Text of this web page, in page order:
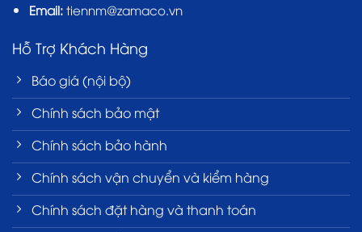
Email:tiennm@zamaco.vn
Hỗ Trợ Khách Hàng
Báo giá (nội bộ)
Chính sách bảo mật
Chính sách bảo hành
Chính sách vận chuyển và kiểm hàng
Chính sách đặt hàng và thanh toán